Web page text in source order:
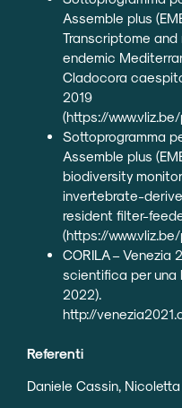
Assemble plus
Transcriptome
endemic
Cladocora
2019
(https://
Sottoprogramma
Assemble plus
biodiversity
invertebrate-
resident filter-
(https://
CORILA – Venezia
scientifica per una
2022).
http://
Referenti
Daniele Cassin,